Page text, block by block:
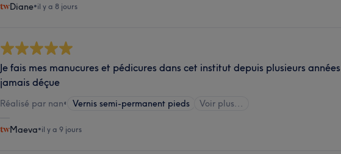
Diane•il y a 8 jours
Je fais mes manucures et pédicures dans cet institut depuis plusieurs années
jamais déçue
Réalisé par nan• Vernis semi-permanent pieds Voir plus...
Maeva•il y a 9 jours